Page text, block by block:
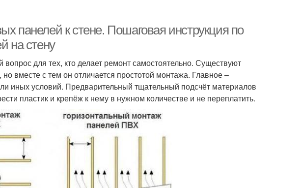
панелей к стене. Пошаговая инструкция по
на стену
для тех, кто делает ремонт самостоятельно. Существуют
вместе с тем он отличается простотой монтажа. Главное –
иных условий. Предварительный тщательный подсчёт материалов
пластик и крепёж к нему в нужном количестве и не переплатить.